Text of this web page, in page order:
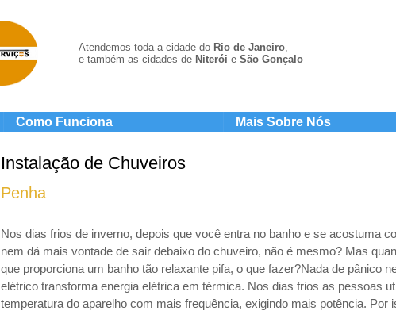
Atendemos toda a cidade do Rio de Janeiro,
e também as cidades de Niterói e São Gonçal o
Como Funciona Mais Sobre Nós
Instalação de Chuveiros
Penha
Nos dias frios de inverno, depois que você entra no banho e se acostuma
nem dá mais vontade de sair debaixo do chuveiro, não é mesmo? Mas
que proporciona um banho tão relaxante pifa, o que fazer?Nada de pânico
elétrico transforma energia elétrica em térmica. Nos dias frios as pessoas
temperatura do aparelho com mais frequência, exigindo mais potência. Por